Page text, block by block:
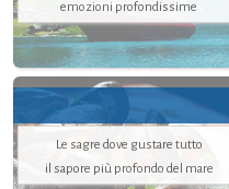
emozioni profondissime
Le sagre dove gustare tutto
il sapore più profondo del mare